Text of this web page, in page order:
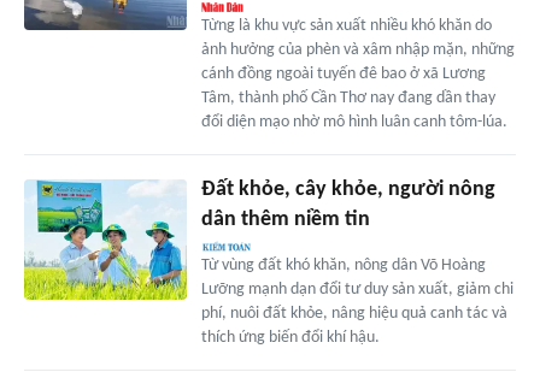
Từng là khu vực sản xuất nhiều khó khăn do
ảnh hưởng của phèn và xâm nhập mặn, những
cánh đồng ngoài tuyến đê bao ở xã Lương
Tâm, thành phố Cần Thơ nay đang dần thay
đổi diện mạo nhờ mô hình luân canh tôm-lúa.
Đất khỏe, cây khỏe, người nông
dân thêm niềm tin
Từ vùng đất khó khăn, nông dân Võ Hoàng
Lưỡng mạnh dạn đổi tư duy sản xuất, giảm chi
phí, nuôi đất khỏe, nâng hiệu quả canh tác và
thích ứng biến đổi khí hậu.